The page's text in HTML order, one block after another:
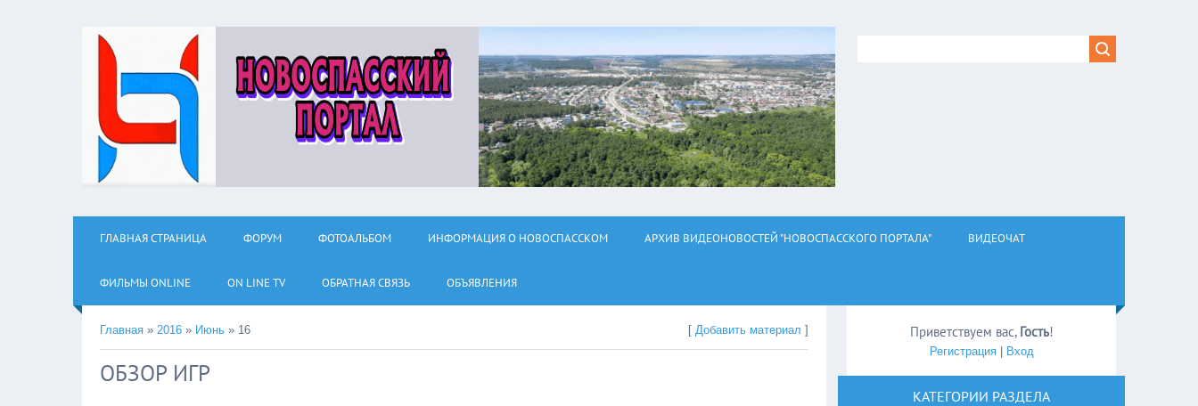
ГЛАВНАЯ СТРАНИЦА ФОРУМ ФОТОАЛЬБОМ ИНФОРМАЦИЯ О НОВОСПАССКОМ АРХИВ ВИДЕОНОВОСТЕЙ "НОВОСПАССКОГО ПОРТАЛА" ВИДЕОЧАТ
ФИЛЬМЫ ОNLINE ON LINE TV ОБРАТНАЯ СВЯЗЬ ОБЪЯВЛЕНИЯ
Главная » 2016 » Июнь » 16 [Добавить материал ]
ОБЗОР ИГР
Приветствуем вас, Гость!
Регистрация| Вход
КАТЕГОРИИ РАЗДЕЛА